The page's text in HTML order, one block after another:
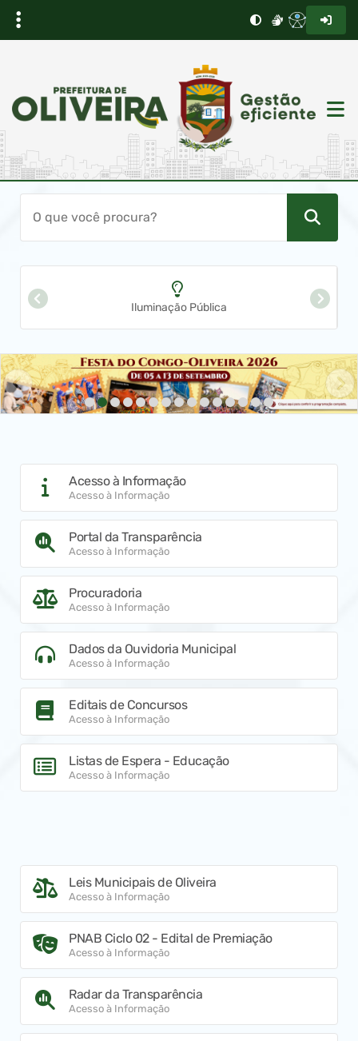
Iluminação Pública
Acesso à Informação
Acesso à Informação
Portal da Transparência
Acesso à Informação
Procuradoria
Acesso à Informação
Dados da Ouvidoria Municipal
Acesso à Informação
Editais de Concursos
Acesso à Informação
Listas de Espera - Educação
Acesso à Informação
Leis Municipais de Oliveira
Acesso à Informação
PNAB Ciclo 02 - Edital de Premiação
Acesso à Informação
Radar da Transparência
Acesso à Informação